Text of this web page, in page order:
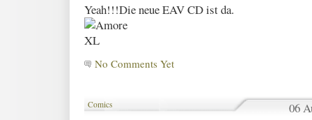
Yeah!!!Die neue EAV CD ist da.
No Comments Yet
Comics 06